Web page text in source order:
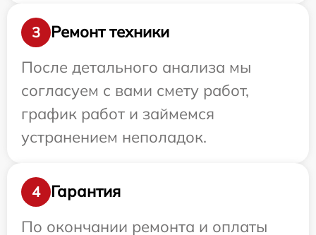
3
Ремонт техники
После детального анализа мы
согласуем с вами смету работ,
график работ и займемся
устранением неполадок.
4
Гарантия
По окончании ремонта и оплаты